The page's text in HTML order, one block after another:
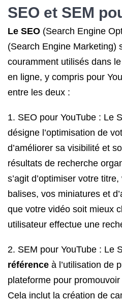
SEO et SEM
Le SEO (Search Engine
(Search Engine Marketing)
couramment utilisés dans
en ligne, y compris pour
entre les deux :
1. SEO pour YouTube : Le
désigne l’optimisation de
d’améliorer sa visibilité et
résultats de recherche
s’agit d’optimiser votre
balises, vos miniatures et
que votre vidéo soit mieux
utilisateur effectue une
2. SEM pour YouTube : Le
référence à l’utilisation de
plateforme pour
Cela inclut la création de